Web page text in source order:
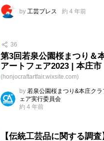
by 工芸プレス 約 4 年前
36
第3回若泉公園桜まつり＆
アートフェア2023 | 本庄市
(honjocraftartfair.wixsite.com)
by 若泉公園桜まつり&本庄クラ
ェア実行委員会
約 4 年前
【伝統工芸品に関する調